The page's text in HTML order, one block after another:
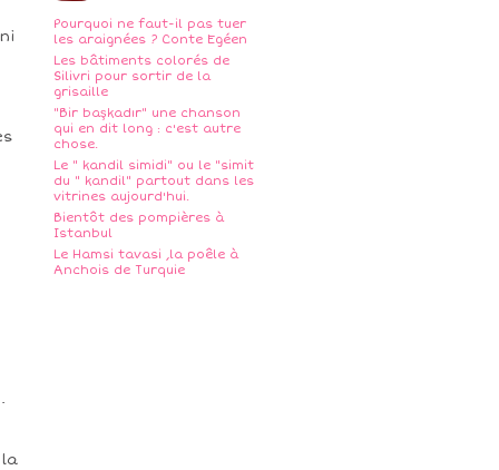
Pourquoi ne faut-il pas tuer
les araignées ? Conte Egéen
Les bâtiments colorés de
Silivri pour sortir de la
grisaille
"Bir başkadır" une chanson
qui en dit long : c'est autre
chose.
Le " kandil simidi" ou le "simit
du " kandil" partout dans les
vitrines aujourd'hui.
Bientôt des pompières à
Istanbul
Le Hamsi tavasi ,la poêle à
Anchois de Turquie
la